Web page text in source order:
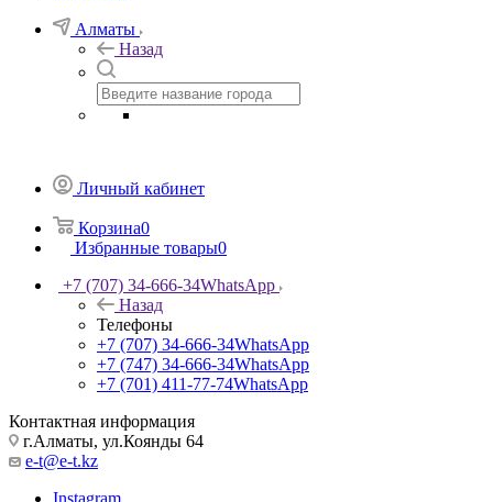
Алматы
Назад
Личный кабинет
Корзина0
Избранные товары0
+7 (707) 34-666-34WhatsApp
Назад
Телефоны
+7 (707) 34-666-34WhatsApp
+7 (747) 34-666-34WhatsApp
+7 (701) 411-77-74WhatsApp
Контактная информация
г.Алматы, ул.Коянды 64
e-t@e-t.kz
Instagram